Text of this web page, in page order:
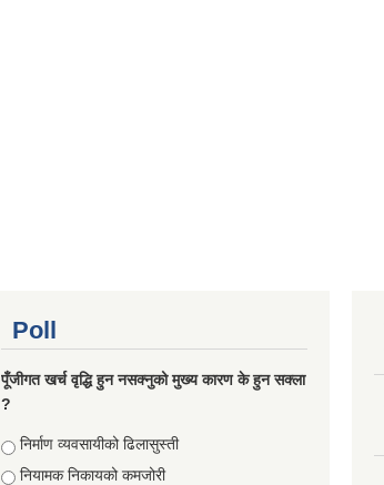
Poll
पूँजीगत खर्च वृद्धि हुन नसक्नुको मुख्य कारण के हुन सक्ला
?
Choices
निर्माण व्यवसायीको ढिलासुस्ती
नियामक निकायको कमजोरी